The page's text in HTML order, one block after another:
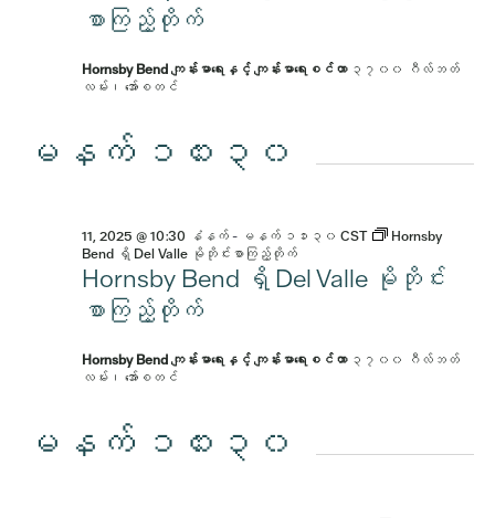
စာကြည့်တိုက်
Hornsby Bend ကျန်းမာရေးနှင့် ကျန်းမာရေးစင်တာ ၃၇၀၀ ဂီလ်ဘတ်
လမ်း၊ အော်စတင်
မနက် ၁၀း၃၀
Hornsby Bend ရှိ Del Valle မိုဘိုင်း
စာကြည့်တိုက်
11, 2025 @ 10:30 နံနက်- မနက် ၁၁း၃၀ CST
Hornsby
Bend ရှိ Del Valle မိုဘိုင်းစာကြည့်တိုက်
Hornsby Bend ကျန်းမာရေးနှင့် ကျန်းမာရေးစင်တာ ၃၇၀၀ ဂီလ်ဘတ်
လမ်း၊ အော်စတင်
မနက် ၁၀း၃၀